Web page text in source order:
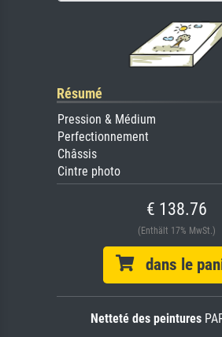
Résumé
Pression & Médium
Perfectionnement
Châssis
Cintre photo
€ 138.76
(Enthält 17% MwSt.)
dans le
Netteté des peintures